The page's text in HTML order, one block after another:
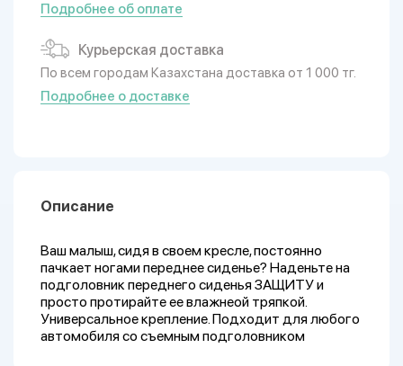
Подробнее об оплате
Курьерская доставка
По всем городам Казахстана доставка от 1 000 тг.
Подробнее о доставке
Описание
Ваш малыш, сидя в своем кресле, постоянно
пачкает ногами переднее сиденье? Наденьте на
подголовник переднего сиденья ЗАЩИТУ и
просто протирайте ее влажнеой тряпкой.
Универсальное крепление. Подходит для любого
автомобиля со съемным подголовником